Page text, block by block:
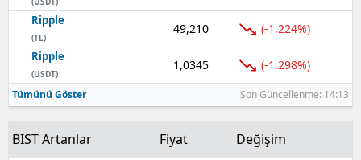
Şanlıurfa
Uşak
Van
Zonguldak
Ripple
(TL)
49,210 (-1.224%)
Ripple
(USDT)
1,0345 (-1.298%)
Tümünü Göster Son Güncellenme: 14:13
BIST Artanlar Fiyat Değişim